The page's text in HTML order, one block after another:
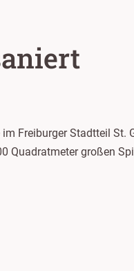
Freiburger Stadtteil St.
Quadratmeter großen